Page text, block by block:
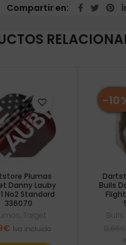
Compartir en
Plumas
Danny Lauby
No2 Standard
336070
Target
€ Iva incluido
-
Bulls
Bulls